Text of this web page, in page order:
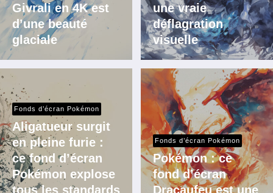
Givrali en 4K est
d’une beauté
glaciale
une vraie
déflagration
visuelle
Fonds d’écran Pokémon
Aligatueur surgit
en pleine furie :
ce fond d’écran
Pokémon explose
tous les standards
Fonds d’écran Pokémon
Pokémon : ce
fond d’écran
Dracaufeu est une